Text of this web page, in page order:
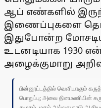
ஆப் எண்களில்
இணைப்புகளை
இதுபோன்ற
உடனடியாக
அழைக்குமாறு
பின்னூட்டத்தில் வெளியாகும்
பொறுப்பு; அவை தினமணியின்